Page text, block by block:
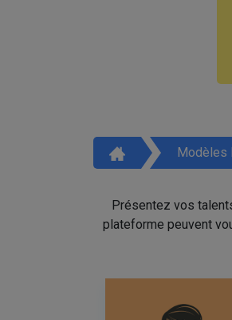
Modèles
Présentez vos
plateforme peuvent